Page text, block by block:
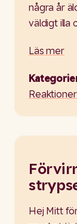
några år
väldigt illa
Läs mer
Hej Mitt